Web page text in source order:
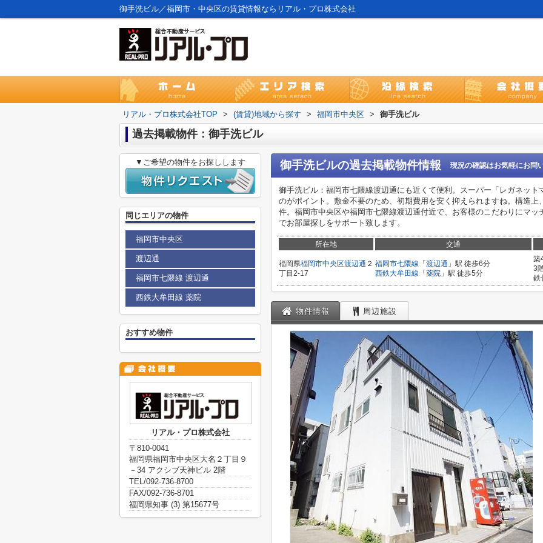
御手洗ビル／福岡市・中央区の賃貸情報ならリアル・プロ株式会社
リアル・プロ株式会社TOP > (賃貸)地域から探す > 福岡市中央区 > 御手洗ビル
過去掲載物件：御手洗ビル
御手洗ビルの過去掲載物件情報 現況の確認はお気軽にお問
御手洗ビル：福岡市七隈線渡辺通にも近くて便利。スーパー「レガネッ
のがポイント。敷金不要のため、初期費用を安く抑えられますね。構造
件。福岡市中央区や福岡市七隈線渡辺通付近で、お客様のこだわりにマ
でお部屋探しをサポート致します。
所在地 交通
福岡県福岡市中央区渡辺通 ２
丁目2-17
福岡市七隈線 「 渡辺通 」駅 徒歩6分
西鉄大牟田線 「 薬院 」駅 徒歩5分
築
3
鉄
物件情報 周辺施設
▼ご希望の物件をお探しします
同じエリアの物件
福岡市中央区
渡辺通
福岡市七隈線 渡辺通
西鉄大牟田線 薬院
おすすめ物件
リアル・プロ株式会社
〒810-0041
福岡県福岡市中央区大名２丁目９
－34 アクシブ天神ビル 2階
TEL/092-736-8700
FAX/092-736-8701
福岡県知事 (3) 第15677号